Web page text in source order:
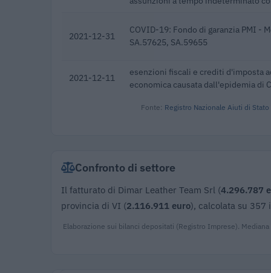
2021-12-31
COVID-19: Fondo di garanzia PMI -
SA.57625, SA.59655
2021-12-11
esenzioni fiscali e crediti d'imposta
economica causata dall'epidemia di
Fonte: Registro Nazionale Aiuti di Stato
Confronto di settore
Il fatturato di Dimar Leather Team Srl (4.296.787
provincia di VI (2.116.911 euro), calcolata su 357
Elaborazione sui bilanci depositati (Registro Imprese). Mediana